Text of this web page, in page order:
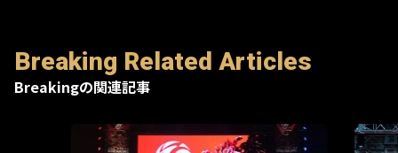
Breaking Related Articles
Breakingの関連記事